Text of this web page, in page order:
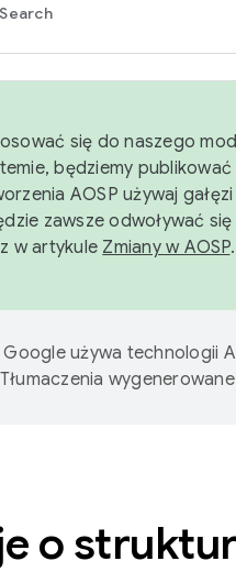
się do naszego
będziemy
AOSP używaj gałęzi
zawsze odwoływać
w artykule Zmiany w AOSP.
Google używa technologii
o